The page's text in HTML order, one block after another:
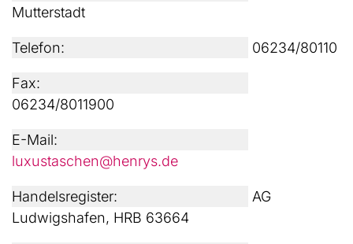
Mutterstadt
Telefon: 06234/80110
Fax:
06234/8011900
E-Mail:
luxustaschen@henrys.de
Handelsregister:
AG
Ludwigshafen, HRB 63664